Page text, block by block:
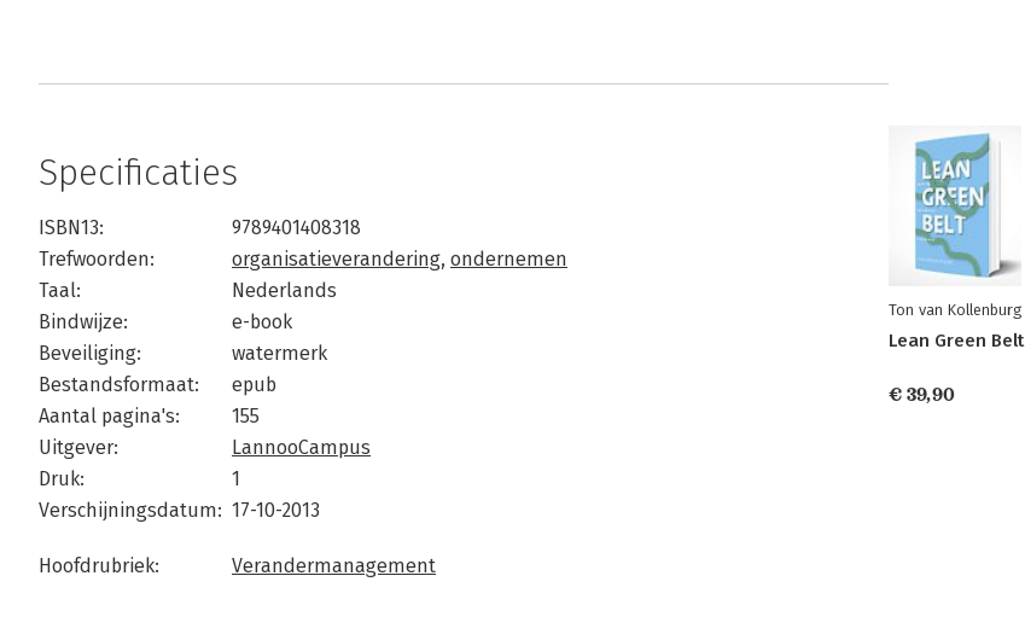
Specificaties
ISBN13:
9789401408318
Trefwoorden:
organisatieverandering, ondernemen
Taal:
Nederlands
Bindwijze:
e-book
Beveiliging:
watermerk
Bestandsformaat:
epub
Aantal pagina's:
155
Uitgever:
LannooCampus
Druk:
1
Verschijningsdatum: 17-10-2013
Hoofdrubriek: Verandermanagement
Ton van Kollenburg
Lean Green Belt
€ 39,90